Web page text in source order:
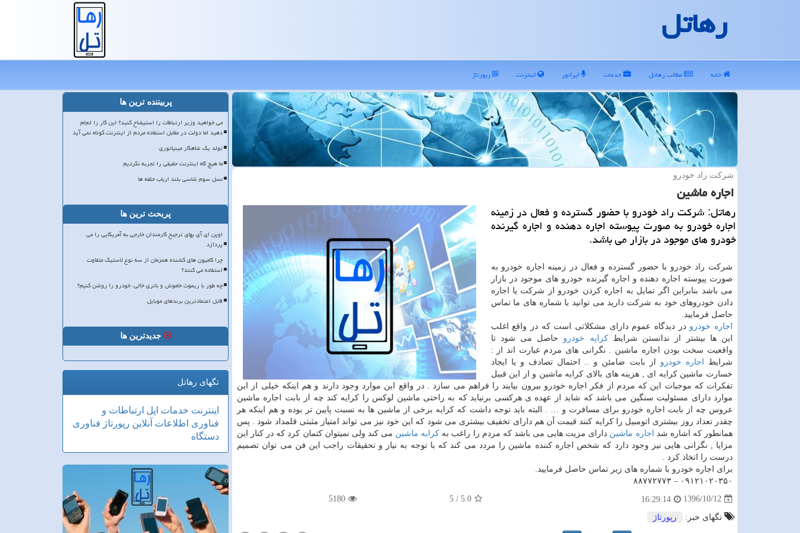
رهاتل
خانه مطالب رهاتل خدمات اپراتور اینترنت رپورتاژ
شركت راد خودرو
اجاره ماشین
رهاتل: شركت راد خودرو با حضور گسترده و فعال در زمینه
اجاره خودرو به صورت پیوسته اجاره دهنده و اجاره گیرنده
خودرو های موجود در بازار می باشد.
شرکت راد خودرو با حضور گسترده و فعال در زمینه اجاره خودرو به
صورت پیوسته اجاره دهنده و اجاره گیرنده خودرو های موجود در بازار
می باشد بنابراین اگر تمایل به اجاره کردن خودرو از شرکت یا اجاره
دادن خودروهای خود به شرکت دارید می توانید با شماره های ما تماس
حاصل فرمایید.
اجاره خودرو در دیدگاه عموم دارای مشکلاتی است که در واقع اغلب
این ها بیشتر از ندانستن شرایطکرایه خودرو حاصل می شود تا
واقعیت سخت بودن اجاره ماشین . نگرانی های مردم عبارت اند از :
شرایط
اجاره خودرو از بابت ضامئن و .. احتمال تصادف و یا ایجاد
خسارت ماشین کرایه ای , هزینه های بالای کرایه ماشین و از این قبیل
تفکرات که موجبات این که مردم از فکر اجاره خودرو بیرون بیایند را فراهم می سازد . در واقع این موارد وجود دارند و هم اینکه خیلی از این
موارد دارای مسئولیت سنگین می باشد که شاید از عهده ی هرکسی برنیاید که به راحتی ماشین لوکس را کرایه کند چه از بابت اجاره ماشین
عروس چه از بابت اجاره خودرو برای مسافرت و … . البته باید توجه داشت که کرایه برخی از ماشین ها به نسبت پایین تر بوده و هم اینکه هر
چقدر تعداد روز بیشتری اتومبیل را کرایه کنند قیمت آن هم دارای تخفیف بیشتری می شود که این خود نیز می تواند امتیاز مثبتی قلمداد شود . پس
همانطور که اشاره شد
اجاره ماشین دارای مزیت هایی می باشد که مردم را راغب به کرایه ماشین می کند ولی نمیتوان کتمان کرد که در کنار این
مزایا , نگرانی هایی نیز وجود دارد که شخص اجاره کننده ماشین را مردد می کند که با توجه به نیاز و تحقیقات راجب این فن می توان تصمیم
درست را اتخاذ کرد .
برای اجاره خودرو با شماره های زیر تماس حاصل فرمایید.
۰۹۱۲۱۰۲۰۳۵۰ – ۸۸۷۷۲۷۷۳
1396/10/12
16:29:14
5.0
/
5
5180
تگهای خبر: رپورتاژ
پربیننده ترین ها
می خواهید وزیر ارتباطات را استیضاح کنید؟ این کار را انجام
دهید اما دولت در مقابل استفاده مردم از اینترنت کوتاه نمی آید
تولد یک شاهکار مینیاتوری
ما هیچ گاه اینترنت حقیقی را تجربه نکردیم
نسل سوم شاسی بلند ارباب حلقه ها
پربحث ترین ها
اوپن ای آی بهای ترجیح کارمندان خارجی به آمریکایی را می
پردازد
چرا کامیون های کشنده همزمان از سه نوع لاستیک متفاوت
استفاده می کنند؟
چه طور با ریموت خاموش و باتری خالی، خودرو را روشن کنیم؟
قابل اعتمادترین برندهای موبایل
جدیدترین ها
تگهای رهاتل
اینترنت خدمات اپل ارتباطات و
فناوری اطلاعات آنلاین رپورتاژ فناوری
دستگاه